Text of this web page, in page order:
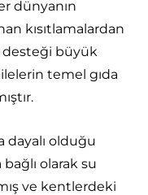
dünyanın
kısıtlamalardan
desteği büyük
temel gıda
dayalı olduğu
olarak su
ve kentlerdeki